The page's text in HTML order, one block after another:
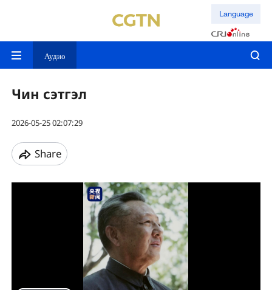
Language
Аудио
Чин сэтгэл
2026-05-25 02:07:29
Share